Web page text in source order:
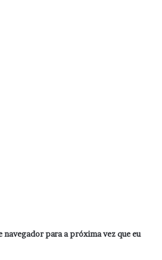
navegador para a próxima vez que eu